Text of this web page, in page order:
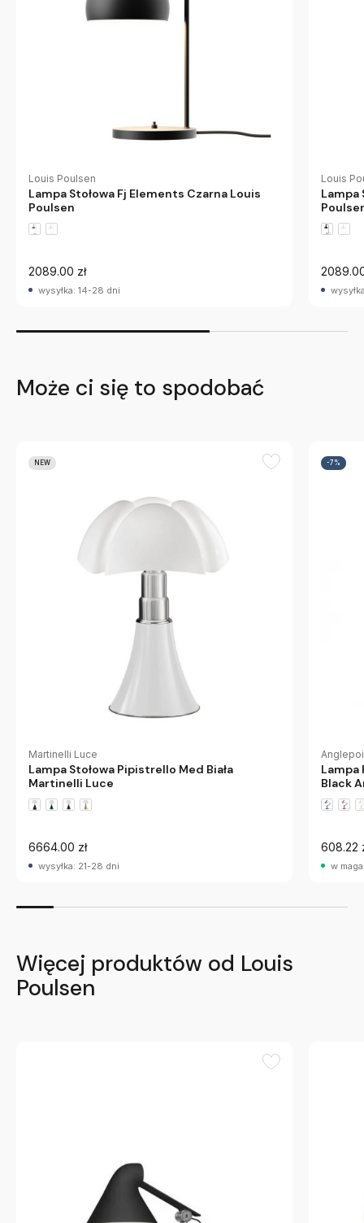
Louis Poulsen
Lampa Stołowa Fj Elements Czarna Louis
Poulsen
2089.00 zł
wysyłka: 14-28 dni
Louis
Lampa
Może ci się to spodobać
NEW
Martinelli Luce
Lampa Stołowa Pipistrello Med Biała
Martinelli Luce
6664.00 zł
wysyłka: 21-28 dni
-7%
Lampa
Black
608.22
w
Więcej produktów od Louis
Poulsen